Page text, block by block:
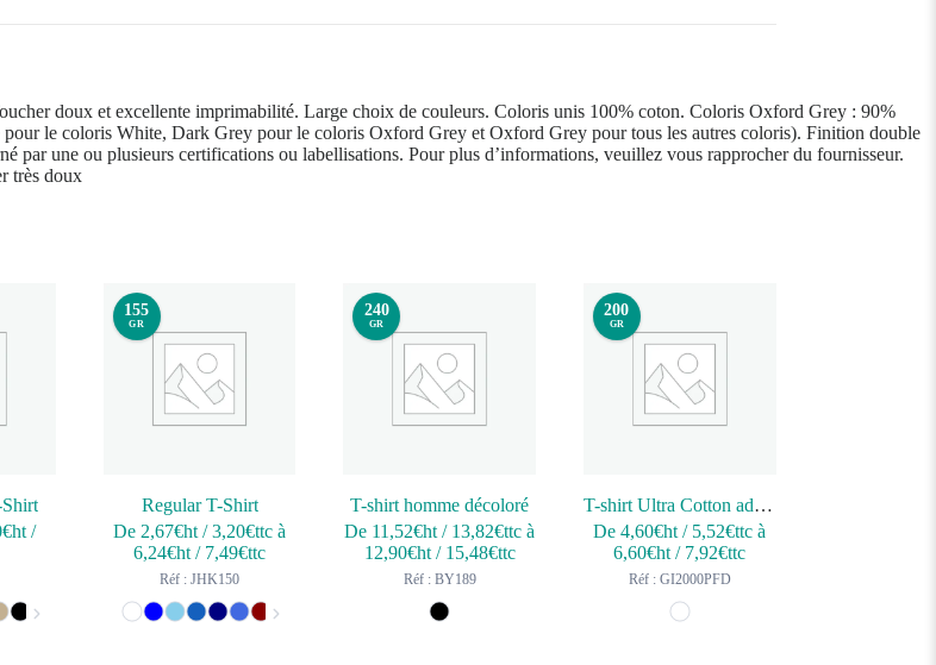
doux et excellente imprimabilité. Large choix de couleurs. Coloris unis 100% coton. Coloris Oxford Grey : 90%
le coloris White, Dark Grey pour le coloris Oxford Grey et Oxford Grey pour tous les autres coloris). Finition double
par une ou plusieurs certifications ou labellisations. Pour plus d’informations, veuillez vous rapprocher du fournisseur.
très doux
Shirt
€ht/
155
GR
Regular T-Shirt
De 2,67€ht /3,20€ttc à
6,24€ht / 7,49€ttc
Réf : JHK150
240
GR
T-shirt homme décoloré
De 11,52€ht / 13,82€ttc à
12,90€ht/ 15,48€ttc
Réf : BY189
200
GR
T-shirt Ultra Cotton adulte
De4,60€ht / 5,52€ttc à
6,60€ht / 7,92€ttc
Réf : GI2000PFD